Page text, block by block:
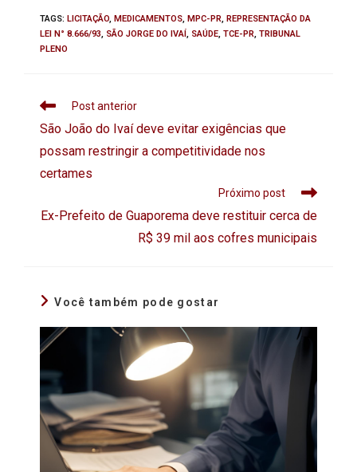
TAGS: LICITAÇÃO, MEDICAMENTOS, MPC-PR, REPRESENTAÇÃO DA
LEI N° 8.666/93, SÃO JORGE DO IVAÍ, SAÚDE, TCE-PR, TRIBUNAL
PLENO
Post anterior
São João do Ivaí deve evitar exigências que
possam restringir a competitividade nos
certames
Próximo post
Ex-Prefeito de Guaporema deve restituir cerca de
R$ 39 mil aos cofres municipais
Você também pode gostar